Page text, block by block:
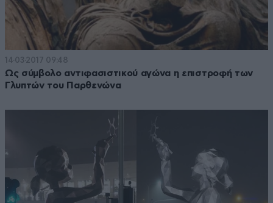
14·03·2017 09:48
Ως σύμβολο αντιφασιστικού αγώνα η επιστροφή των
Γλυπτών του Παρθενώνα